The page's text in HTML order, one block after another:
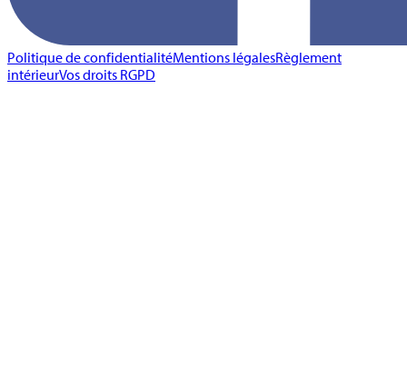
Politique de confidentialitéMentions légalesRèglement
intérieurVos droits RGPD